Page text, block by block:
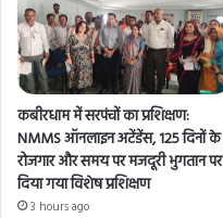
कबीरधाम में सरपंचों का प्रशिक्षण:
NMMS ऑनलाइन अटेंडेंस, 125 दिनों के
रोजगार और समय पर मजदूरी भुगतान पर
दिया गया विशेष प्रशिक्षण
3 hours ago